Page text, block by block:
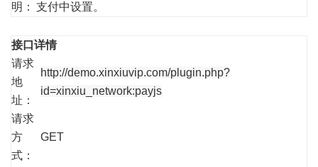
明： 支付中设置。
接口详情
请求
地
址：
http://demo.xinxiuvip.com/plugin.php?
id=xinxiu_network:payjs
请求
方
式：
GET